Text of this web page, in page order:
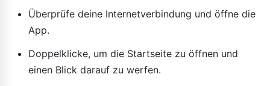
Überprüfe deine Internetverbindung und öffne die
App.
Doppelklicke, um die Startseite zu öffnen und
einen Blick darauf zu werfen.